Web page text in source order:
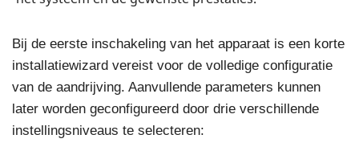
Bij de eerste inschakeling van het apparaat is een korte
installatiewizard vereist voor de volledige configuratie
van de aandrijving. Aanvullende parameters kunnen
later worden geconfigureerd door drie verschillende
instellingsniveaus te selecteren: